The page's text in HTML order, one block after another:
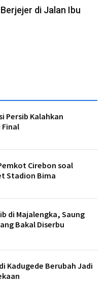
di Jalan Ibu
Persib Kalahkan
Final
Cirebon soal
Stadion Bima
di Majalengka, Saung
Bakal Diserbu
Kadugede Berubah Jadi